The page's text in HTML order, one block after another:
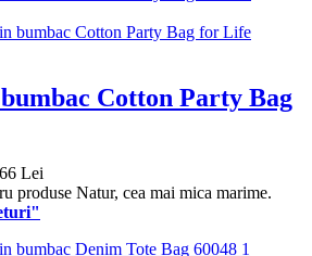
bumbac Cotton Party Bag
Lei
produse Natur, cea mai mica marime.